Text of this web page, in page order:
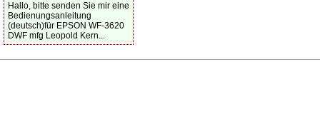
Hallo, bitte senden Sie mir eine
Bedienungsanleitung
(deutsch)für EPSON WF-3620
DWF mfg Leopold Kern...